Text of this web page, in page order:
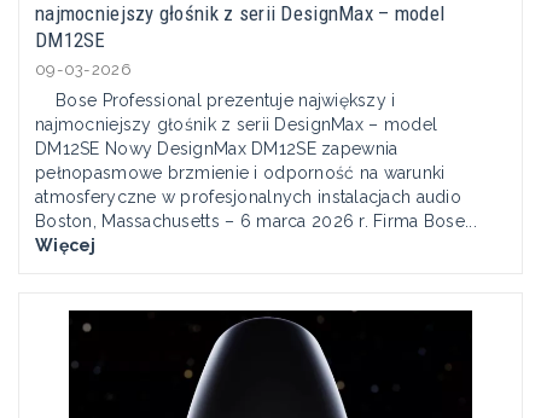
najmocniejszy głośnik z serii DesignMax – model
DM12SE
09-03-2026
Bose Professional prezentuje największy i
najmocniejszy głośnik z serii DesignMax – model
DM12SE Nowy DesignMax DM12SE zapewnia
pełnopasmowe brzmienie i odporność na warunki
atmosferyczne w profesjonalnych instalacjach audio
Boston, Massachusetts – 6 marca 2026 r. Firma Bose...
Więcej